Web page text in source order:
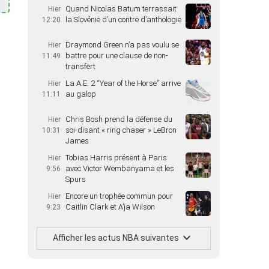
Hier
12:20
Quand Nicolas Batum terrassait
la Slovénie d’un contre d’anthologie
Hier
11:49
Draymond Green n’a pas voulu se
battre pour une clause de non-
transfert
Hier
11:11
La A.E. 2 “Year of the Horse” arrive
au galop
Hier
10:31
Chris Bosh prend la défense du
soi-disant « ring chaser » LeBron
James
Hier
9:56
Tobias Harris présent à Paris
avec Victor Wembanyama et les
Spurs
Hier
9:23
Encore un trophée commun pour
Caitlin Clark et A’ja Wilson
Afficher les actus NBA suivantes